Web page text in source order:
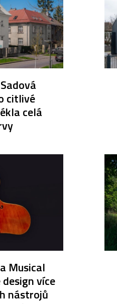
citlivé
celá
Musical
více
nástrojů